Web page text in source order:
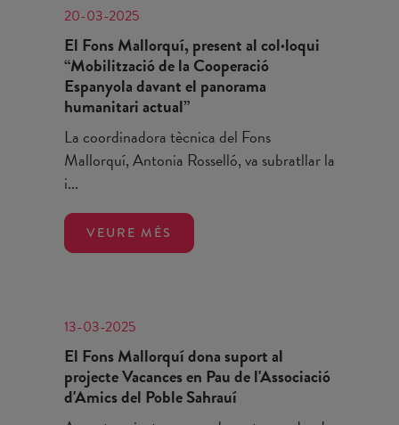
20-03-2025
El Fons Mallorquí, present al col·loqui
“Mobilització de la Cooperació
Espanyola davant el panorama
humanitari actual”
La coordinadora tècnica del Fons
Mallorquí, Antonia Rosselló, va subratllar la
i...
VEURE MÉS
13-03-2025
El Fons Mallorquí dona suport al
projecte Vacances en Pau de l'Associació
d'Amics del Poble Sahrauí